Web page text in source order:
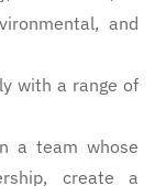
and
with a range of
a team whose
create a